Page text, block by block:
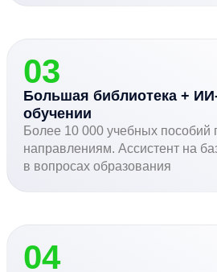
03
Большая библиотека +
обучении
Более 10 000 учебных пособий
направлениям. Ассистент на
в вопросах образования
04